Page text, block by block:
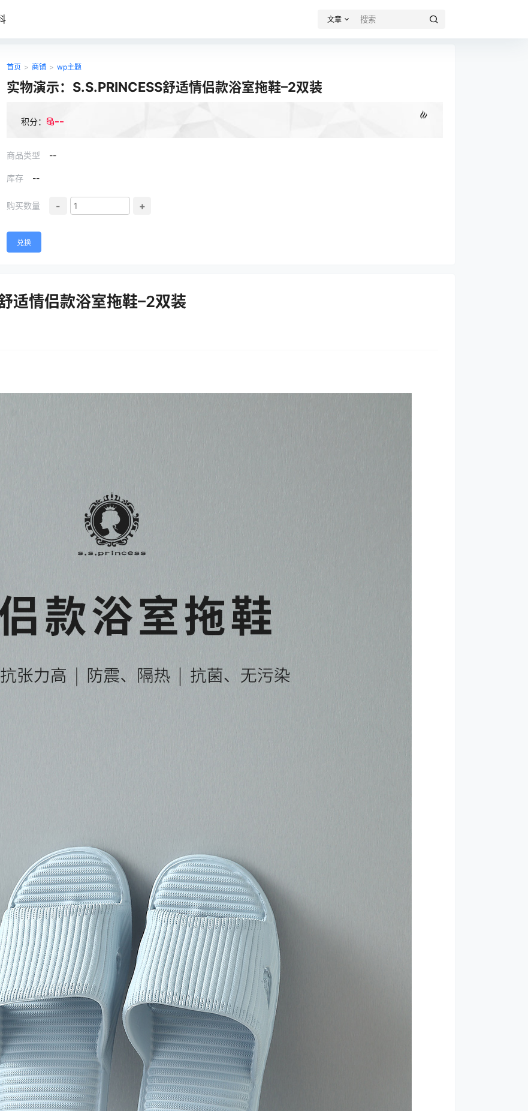
文章
首页 > 商铺 > wp主题
实物演示：S.S.PRINCESS舒适情侣款浴室拖鞋–2双装
积分： --
商品类型 --
库存 --
购买数量 - +
兑换
适情侣款浴室拖鞋–2双装